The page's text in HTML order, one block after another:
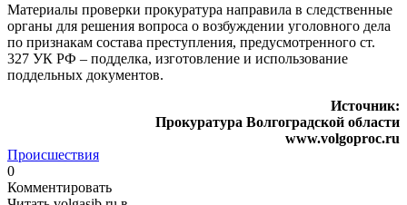
Материалы проверки прокуратура направила в следственные
органы для решения вопроса о возбуждении уголовного дела
по признакам состава преступления, предусмотренного ст.
327 УК РФ – подделка, изготовление и использование
поддельных документов.
Источник:
Прокуратура Волгоградской области
www.volgoproc.ru
Происшествия
0
Комментировать